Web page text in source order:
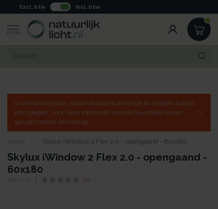
Excl. btw Incl. btw
MENU
In verband met de zomervakantie kunnen de levertijden helaas
iets oplopen. Voor meer informatie over de levertijden neem
gerust contact met ons op.
Home Skylux iWindow 2 Flex 2.0 - opengaand - 60x180
Skylux iWindow 2 Flex 2.0 - opengaand -
60x180
SKYLUX (0)